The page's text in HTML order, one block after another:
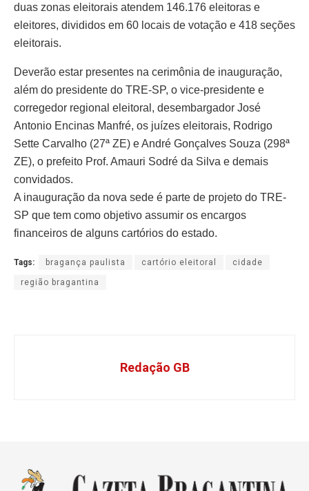
duas zonas eleitorais atendem 146.176 eleitoras e
eleitores, divididos em 60 locais de votação e 418 seções
eleitorais.
Deverão estar presentes na cerimônia de inauguração,
além do presidente do TRE-SP, o vice-presidente e
corregedor regional eleitoral, desembargador José
Antonio Encinas Manfré, os juízes eleitorais, Rodrigo
Sette Carvalho (27ª ZE) e André Gonçalves Souza (298ª
ZE), o prefeito Prof. Amauri Sodré da Silva e demais
convidados.
A inauguração da nova sede é parte de projeto do TRE-
SP que tem como objetivo assumir os encargos
financeiros de alguns cartórios do estado.
Tags: bragança paulista cartório eleitoral cidade
região bragantina
Redação GB